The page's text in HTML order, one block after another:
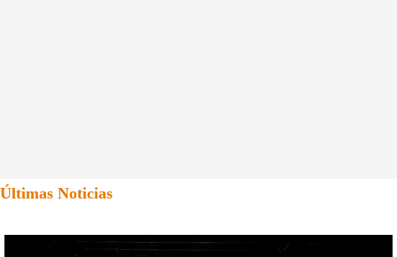
Últimas Noticias